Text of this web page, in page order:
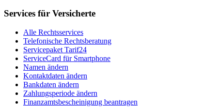
Services für Versicherte
Alle Rechtsservices
Telefonische Rechtsberatung
Servicepaket Tarif24
ServiceCard für Smartphone
Namen ändern
Kontaktdaten ändern
Bankdaten ändern
Zahlungsperiode ändern
Finanzamtsbescheinigung beantragen